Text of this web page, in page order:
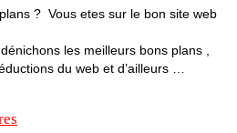
? Vous etes sur le bon site web
les meilleurs bons plans ,
du web et d’ailleurs …